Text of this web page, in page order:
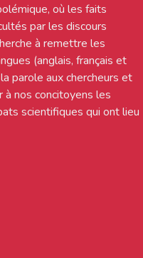
où les faits
par les discours
à remettre les
(anglais, français et
parole aux chercheurs et
nos concitoyens les
scientifiques qui ont lieu